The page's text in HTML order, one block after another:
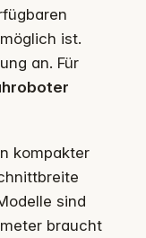
ist.
an. Für
kompakter
sind
braucht